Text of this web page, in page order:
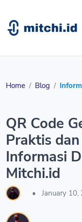
Home Blog
QR Code
Praktis
Informasi
Mitchi.id
• January 10,